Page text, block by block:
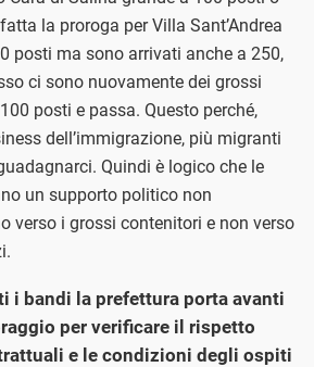
la proroga per Villa Sant’Andrea
posti ma sono arrivati anche a 250,
ci sono nuovamente dei grossi
posti e passa. Questo perché,
dell’immigrazione, più migranti
Quindi è logico che le
un supporto politico non
verso i grossi contenitori e non verso
i bandi la prefettura porta avanti
per verificare il rispetto
e le condizioni degli ospiti